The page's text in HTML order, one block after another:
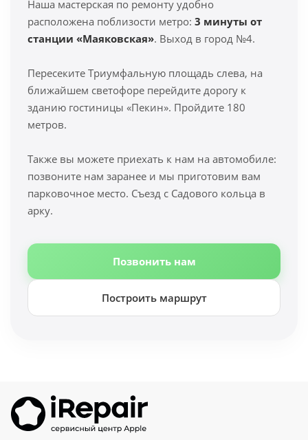
Наша мастерская по ремонту удобно
расположена поблизости метро: 3 минуты от
станции «Маяковская». Выход в город №4.
Пересеките Триумфальную площадь слева, на
ближайшем светофоре перейдите дорогу к
зданию гостиницы «Пекин». Пройдите 180
метров.
Также вы можете приехать к нам на автомобиле:
позвоните нам заранее и мы приготовим вам
парковочное место. Съезд с Садового кольца в
арку.
Позвонить нам
Построить маршрут